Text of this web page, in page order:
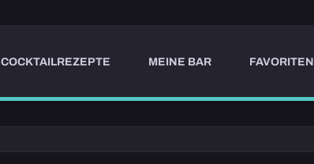
COCKTAILREZEPTE MEINE BAR FAVORITEN